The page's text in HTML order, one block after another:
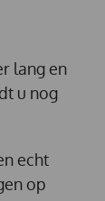
lang en
u nog
echt
op